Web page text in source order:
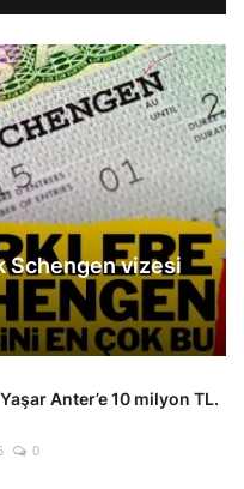
Schengen vizesi
Anter’e 10 milyon TL.
0